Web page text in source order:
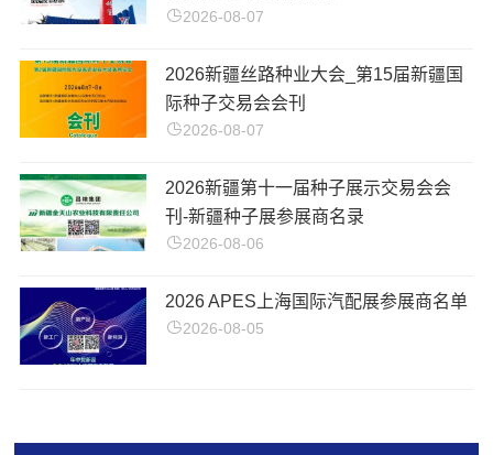
2026-08-07
2026新疆丝路种业大会_第15届新疆国
际种子交易会会刊
2026-08-07
2026新疆第十一届种子展示交易会会
刊-新疆种子展参展商名录
2026-08-06
2026 APES上海国际汽配展参展商名单
2026-08-05